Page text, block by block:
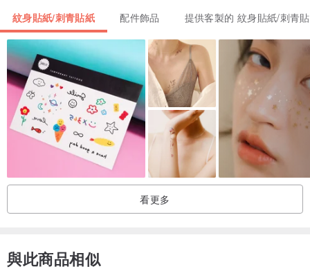
紋身貼紙/刺青貼紙 配件飾品 提供客製的 紋身貼紙/刺青
看更多
與此商品相似